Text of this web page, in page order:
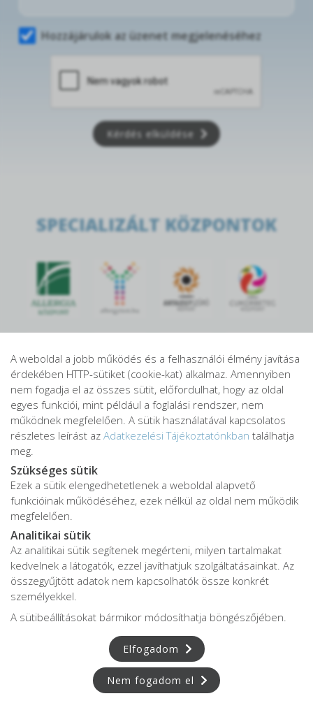
Hozzájárulok az üzenet megjelenéséhez
Kérdés elküldése
SPECIALIZÁLT KÖZPONTOK
IMMUN
A weboldal a jobb működés és a felhasználói élmény javítása
érdekében HTTP-sütiket (cookie-kat) alkalmaz. Amennyiben
nem fogadja el az összes sütit, előfordulhat, hogy az oldal
egyes funkciói, mint például a foglalási rendszer, nem
működnek megfelelően. A sütik használatával kapcsolatos
részletes leírást az Adatkezelési Tájékoztatónkban találhatja
meg.
Szükséges sütik
Ezek a sütik elengedhetetlenek a weboldal alapvető
funkcióinak működéséhez, ezek nélkül az oldal nem működik
megfelelően.
Analitikai sütik
Az analitikai sütik segítenek megérteni, milyen tartalmakat
kedvelnek a látogatók, ezzel javíthatjuk szolgáltatásainkat. Az
összegyűjtött adatok nem kapcsolhatók össze konkrét
személyekkel.
A sütibeállításokat bármikor módosíthatja böngészőjében.
Elfogadom
Nem fogadom el